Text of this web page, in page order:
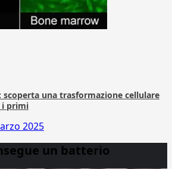
una trasformazione cellulare
i primi
2025
un batterio